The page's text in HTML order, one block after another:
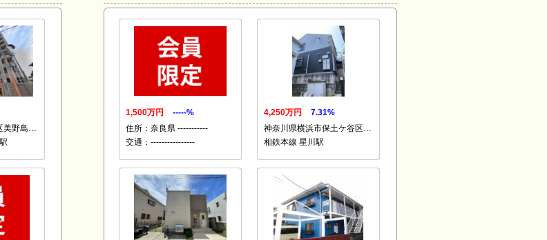
美野島…
1,500万円
-----%
住所：奈良県 -----------
交通：----------------
4,250万円
7.31%
神奈川県横浜市保土ケ谷区…
相鉄本線 星川駅